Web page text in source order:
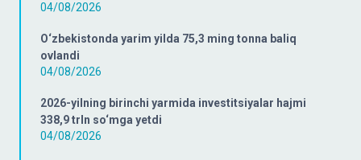
04/08/2026
O‘zbekistonda yarim yilda 75,3 ming tonna baliq
ovlandi
04/08/2026
2026-yilning birinchi yarmida investitsiyalar hajmi
338,9 trln so‘mga yetdi
04/08/2026